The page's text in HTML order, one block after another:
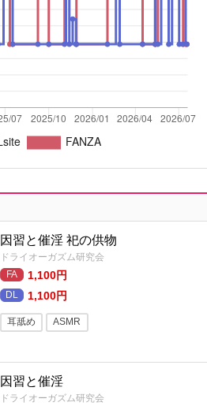
因習と催淫 祀の供物
ドライオーガズム研究会
1,100円
1,100円
耳舐め ASMR
添い寝 男性受け
因習と催淫
ドライオーガズム研究会